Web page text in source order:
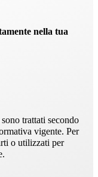
nella tua
trattati secondo
vigente. Per
o utilizzati per